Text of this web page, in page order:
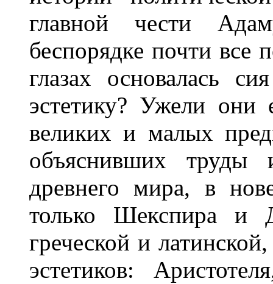
главной чести
беспорядке почти все
глазах основалась
эстетику? Ужели
великих и малых
объяснивших труды
древнего мира, в
только Шекспира и
греческой и
эстетиков: